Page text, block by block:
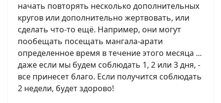
начать повторять несколько дополнительных
кругов или дополнительно жертвовать, или
сделать что-то ещё. Например, они могут
пообещать посещать мангала-арати
определенное время в течение этого месяца ...
даже если мы будем соблюдать 1, 2 или 3 дня, -
все принесет благо. Если получится соблюдать
2 недели, будет здорово!